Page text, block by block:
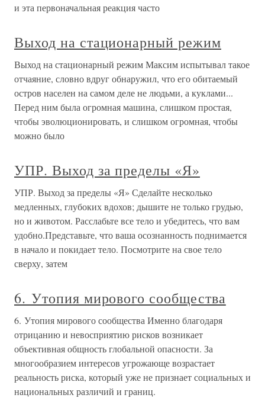
и эта первоначальная реакция часто
Выход на стационарный режим
Выход на стационарный режим Максим испытывал такое
отчаяние, словно вдруг обнаружил, что его обитаемый
остров населен на самом деле не людьми, а куклами...
Перед ним была огромная машина, слишком простая,
чтобы эволюционировать, и слишком огромная, чтобы
можно было
УПР. Выход за пределы «Я»
УПР. Выход за пределы «Я» Сделайте несколько
медленных, глубоких вдохов; дышите не только грудью,
но и животом. Расслабьте все тело и убедитесь, что вам
удобно.Представьте, что ваша осознанность поднимается
в начало и покидает тело. Посмотрите на свое тело
сверху, затем
6. Утопия мирового сообщества
6. Утопия мирового сообщества Именно благодаря
отрицанию и невосприятию рисков возникает
объективная общность глобальной опасности. За
многообразием интересов угрожающе возрастает
реальность риска, который уже не признает социальных и
национальных различий и границ.